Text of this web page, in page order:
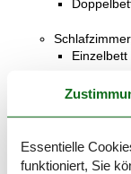
Einzelbett
Badezimmer
Warmes
Essentielle
funktioniert, Sie